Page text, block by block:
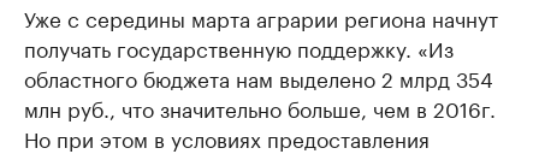
Уже с середины марта аграрии региона начнут
получать государственную поддержку. «Из
областного бюджета нам выделено 2 млрд 354
млн руб., что значительно больше, чем в 2016г.
Но при этом в условиях предоставления